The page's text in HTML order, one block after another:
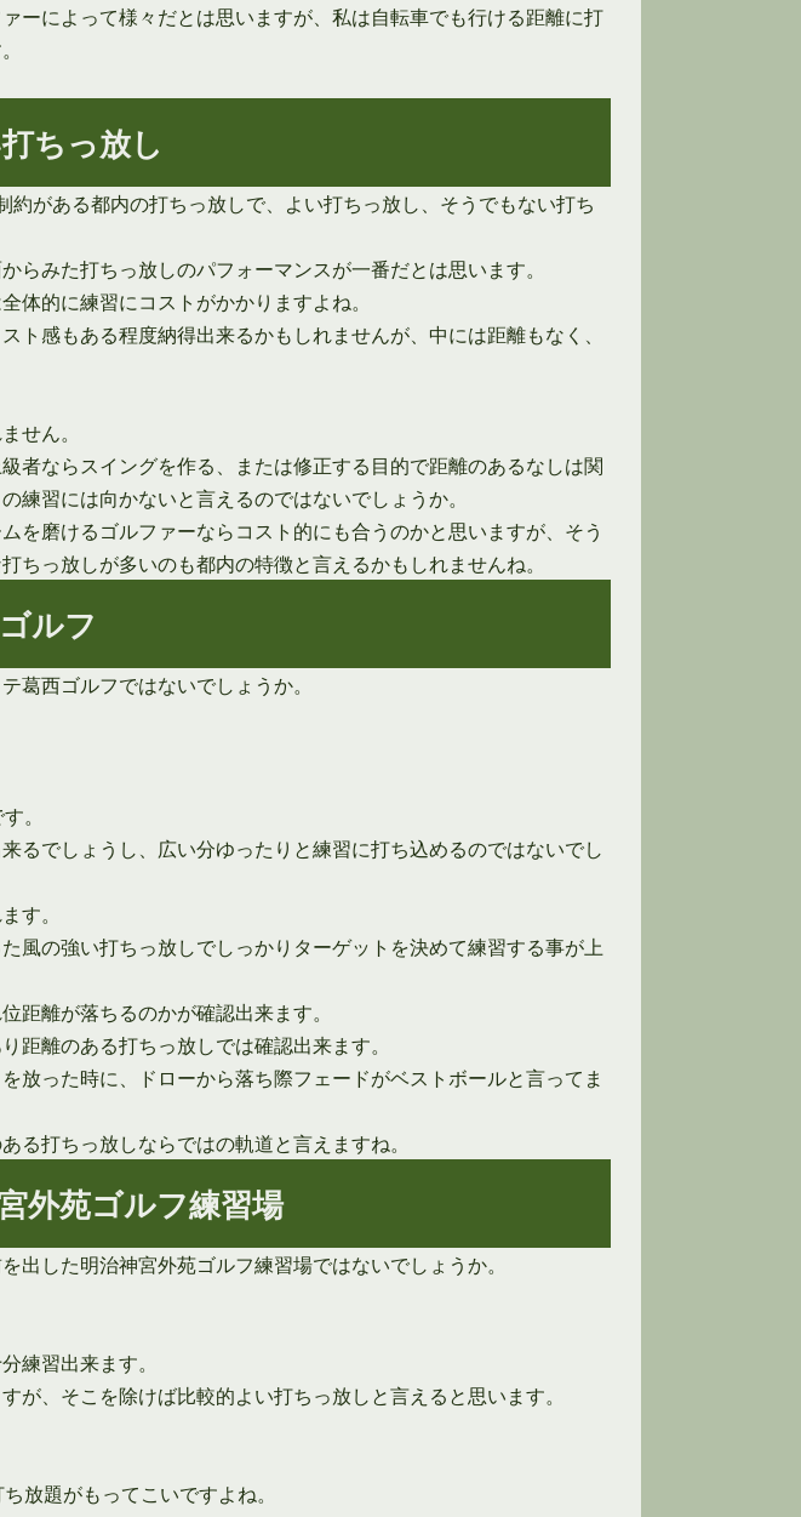
ーによって様々だとは思いますが、私は自転車でも行ける距離に打
ちっ放し
がある都内の打ちっ放しで、よい打ちっ放し、そうでもない打ち
みた打ちっ放しのパフォーマンスが一番だとは思います。
体的に練習にコストがかかりますよね。
感もある程度納得出来るかもしれませんが、中には距離もなく、
せん。
者ならスイングを作る、または修正する目的で距離のあるなしは関
習には向かないと言えるのではないでしょうか。
を磨けるゴルファーならコスト的にも合うのかと思いますが、そう
っ放しが多いのも都内の特徴と言えるかもしれませんね。
ルフ
葛西ゴルフではないでしょうか。
。
るでしょうし、広い分ゆったりと練習に打ち込めるのではないでし
す。
風の強い打ちっ放しでしっかりターゲットを決めて練習する事が上
距離が落ちるのかが確認出来ます。
距離のある打ちっ放しでは確認出来ます。
放った時に、ドローから落ち際フェードがベストボールと言ってま
打ちっ放しならではの軌道と言えますね。
外苑ゴルフ練習場
した明治神宮外苑ゴルフ練習場ではないでしょうか。
練習出来ます。
、そこを除けば比較的よい打ちっ放しと言えると思います。
放題がもってこいですよね。